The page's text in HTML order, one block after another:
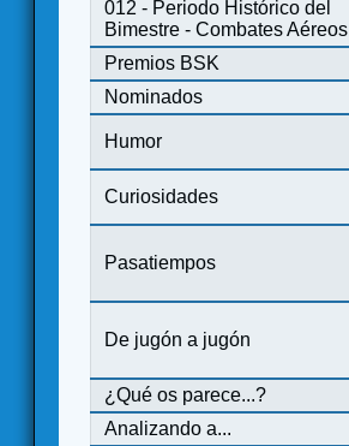
012 - Periodo Histórico del
Bimestre - Combates Aéreos
Premios BSK
Nominados
Humor
Curiosidades
Pasatiempos
De jugón a jugón
¿Qué os parece...?
Analizando a...